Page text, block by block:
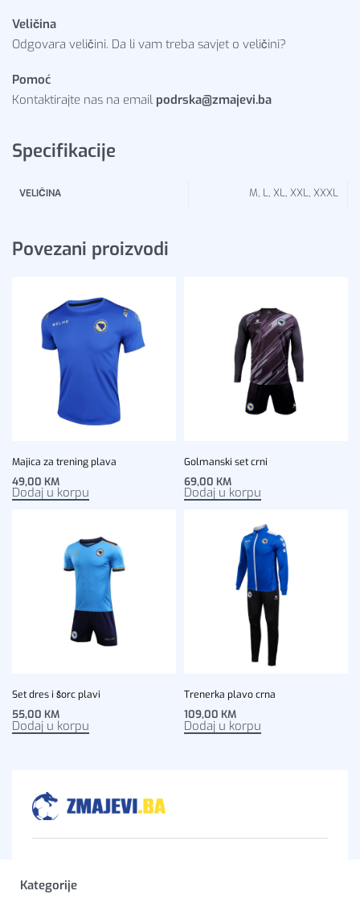
Veličina
Odgovara veličini. Da li vam treba savjet o veličini?
Pomoć
Kontaktirajte nas na email podrska@zmajevi.ba
Specifikacije
VELIČINA M, L, XL, XXL, XXXL
Povezani proizvodi
Majica za trening plava
49,00 KM
Dodaj u korpu
Golmanski set crni
69,00 KM
Dodaj u korpu
Set dres i šorc plavi
55,00 KM
Dodaj u korpu
Trenerka plavo crna
109,00 KM
Dodaj u korpu
Kategorije